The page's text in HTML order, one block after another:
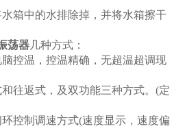
箱中的水排除掉，并将水箱擦干
荡器几种方式：
控温，控温精确，无超温超调现
往返式，及双功能三种方式。(定
控制调速方式(速度显示，速度偏